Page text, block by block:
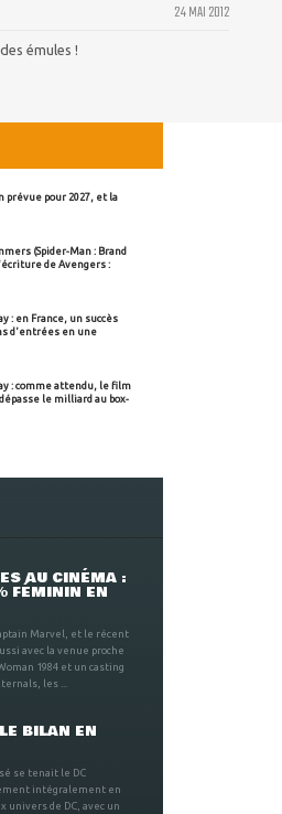
24 MAI 2012
émules !
prévue pour 2027, et la
(Spider-Man : Brand
de Avengers :
: en France, un succès
d'entrées en une
: comme attendu, le film
le milliard au box-
AU CINÉMA :
FÉMININ EN
Marvel, et le récent
avec la venue proche
1984 et un casting
les ...
BILAN EN
se tenait le DC
intégralement en
univers de DC, avec un